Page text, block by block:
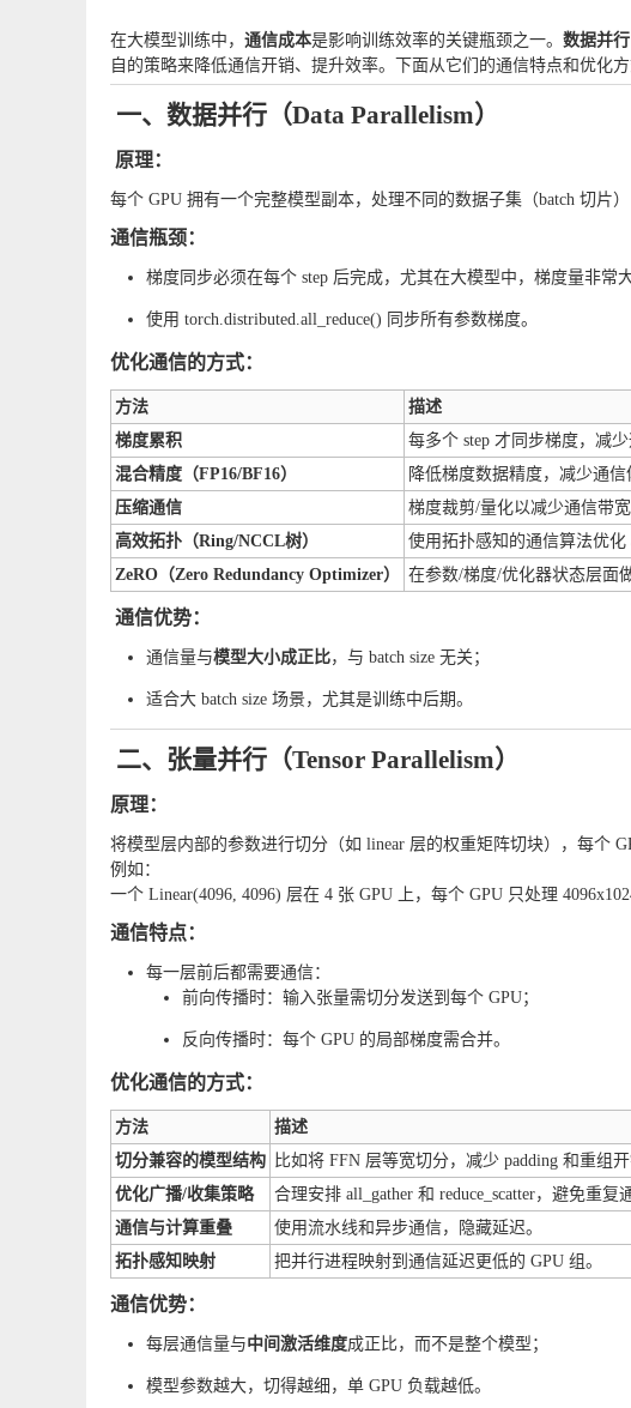
在大模型训练中， 通信成本是影响训练效率的关键瓶颈之一。 数据并行
自的策略来降低通信开销、提升效率。下面从它们的通信特点和优化方
一、数据并行（Data Parallelism）
原理：
每个 GPU 拥有一个完整模型副本，处理不同的数据子集（batch 切片
通信瓶颈：
梯度同步必须在每个 step 后完成，尤其在大模型中，梯度量非常大
使用 torch.distributed.all_reduce() 同步所有参数梯度。
优化通信的方式：
方法
描述
梯度累积
每多个 step 才同步梯度，减少
混合精度（FP16/BF16）
降低梯度数据精度，减少通信
压缩通信
梯度裁剪/量化以减少通信带宽
高效拓扑（Ring/NCCL树）
使用拓扑感知的通信算法优化
ZeRO（Zero Redundancy Optimizer）
在参数/梯度/优化器状态层面
通信优势：
通信量与模型大小成正比，与 batch size 无关；
适合大 batch size 场景，尤其是训练中后期。
二、张量并行（Tensor Parallelism）
原理：
将模型层内部的参数进行切分（如 linear 层的权重矩阵切块），每个
例如：
一个 Linear(4096, 4096) 层在 4 张 GPU 上，每个 GPU 只处理
通信特点：
每一层前后都需要通信：
前向传播时：输入张量需切分发送到每个 GPU；
反向传播时：每个 GPU 的局部梯度需合并。
优化通信的方式：
方法
描述
切分兼容的模型结构
比如将 FFN 层等宽切分，减少 padding 和重组开
优化广播/收集策略
合理安排 all_gather 和 reduce_scatter，避免重复
通信与计算重叠
使用流水线和异步通信，隐藏延迟。
拓扑感知映射
把并行进程映射到通信延迟更低的 GPU 组。
通信优势：
每层通信量与中间激活维度成正比，而不是整个模型；
模型参数越大，切得越细，单 GPU 负载越低。